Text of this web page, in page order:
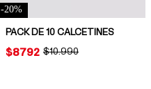
-20%
PACK DE 10 CALCETINES
ORIGINAL PRICE:
$10.990
PRICE:
$8792